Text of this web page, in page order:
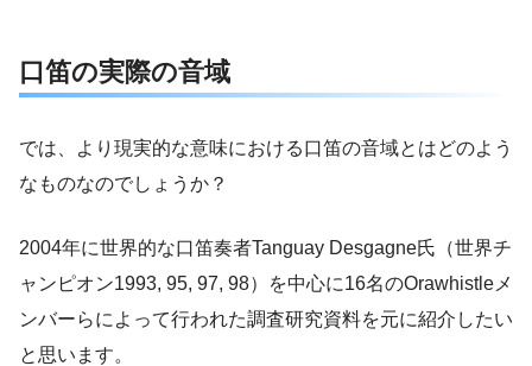
口笛の実際の音域
では、より現実的な意味における口笛の音域とはどのよう
なものなのでしょうか？
2004年に世界的な口笛奏者Tanguay Desgagne氏（世界チ
ャンピオン1993, 95, 97, 98）を中心に16名のOrawhistleメ
ンバーらによって行われた調査研究資料を元に紹介したい
と思います。